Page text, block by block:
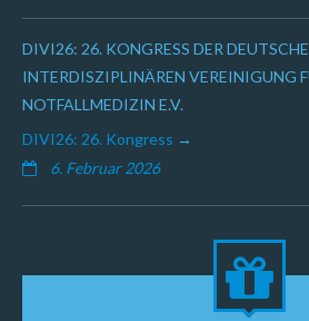
DIVI26: 26. KONGRESS DER
INTERDISZIPLINÄREN VEREINIGUNG
NOTFALLMEDIZIN E.V.
DIVI26: 26. Kongress
6. Februar 2026